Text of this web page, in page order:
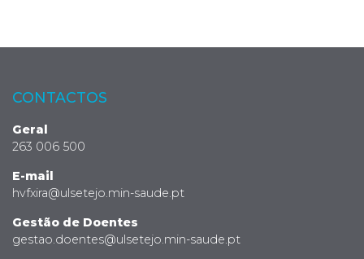
CONTACTOS
Geral
263 006 500
E-mail
hvfxira@ulsetejo.min-saude.pt
Gestão de Doentes
gestao.doentes@ulsetejo.min-saude.pt